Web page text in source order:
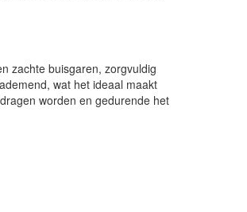
zachte buisgaren, zorgvuldig
wat het ideaal maakt
worden en gedurende het